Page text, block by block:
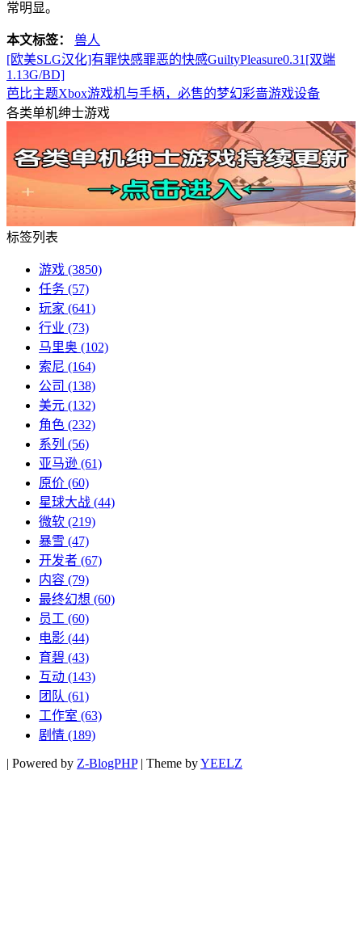
常明显。
本文标签：
兽人
[欧美SLG汉化]有罪快感罪恶的快感GuiltyPleasure0.31[双端
1.13G/BD]
芭比主题Xbox游戏机与手柄，必售的梦幻彩啬游戏设备
各类单机绅士游戏
标签列表
游戏 (3850)
任务 (57)
玩家 (641)
行业 (73)
马里奥 (102)
索尼 (164)
公司 (138)
美元 (132)
角色 (232)
系列 (56)
亚马逊 (61)
原价 (60)
星球大战 (44)
微软 (219)
暴雪 (47)
开发者 (67)
内容 (79)
最终幻想 (60)
员工 (60)
电影 (44)
育碧 (43)
互动 (143)
团队 (61)
工作室 (63)
剧情 (189)
| Powered by Z-BlogPHP | Theme byYEELZ